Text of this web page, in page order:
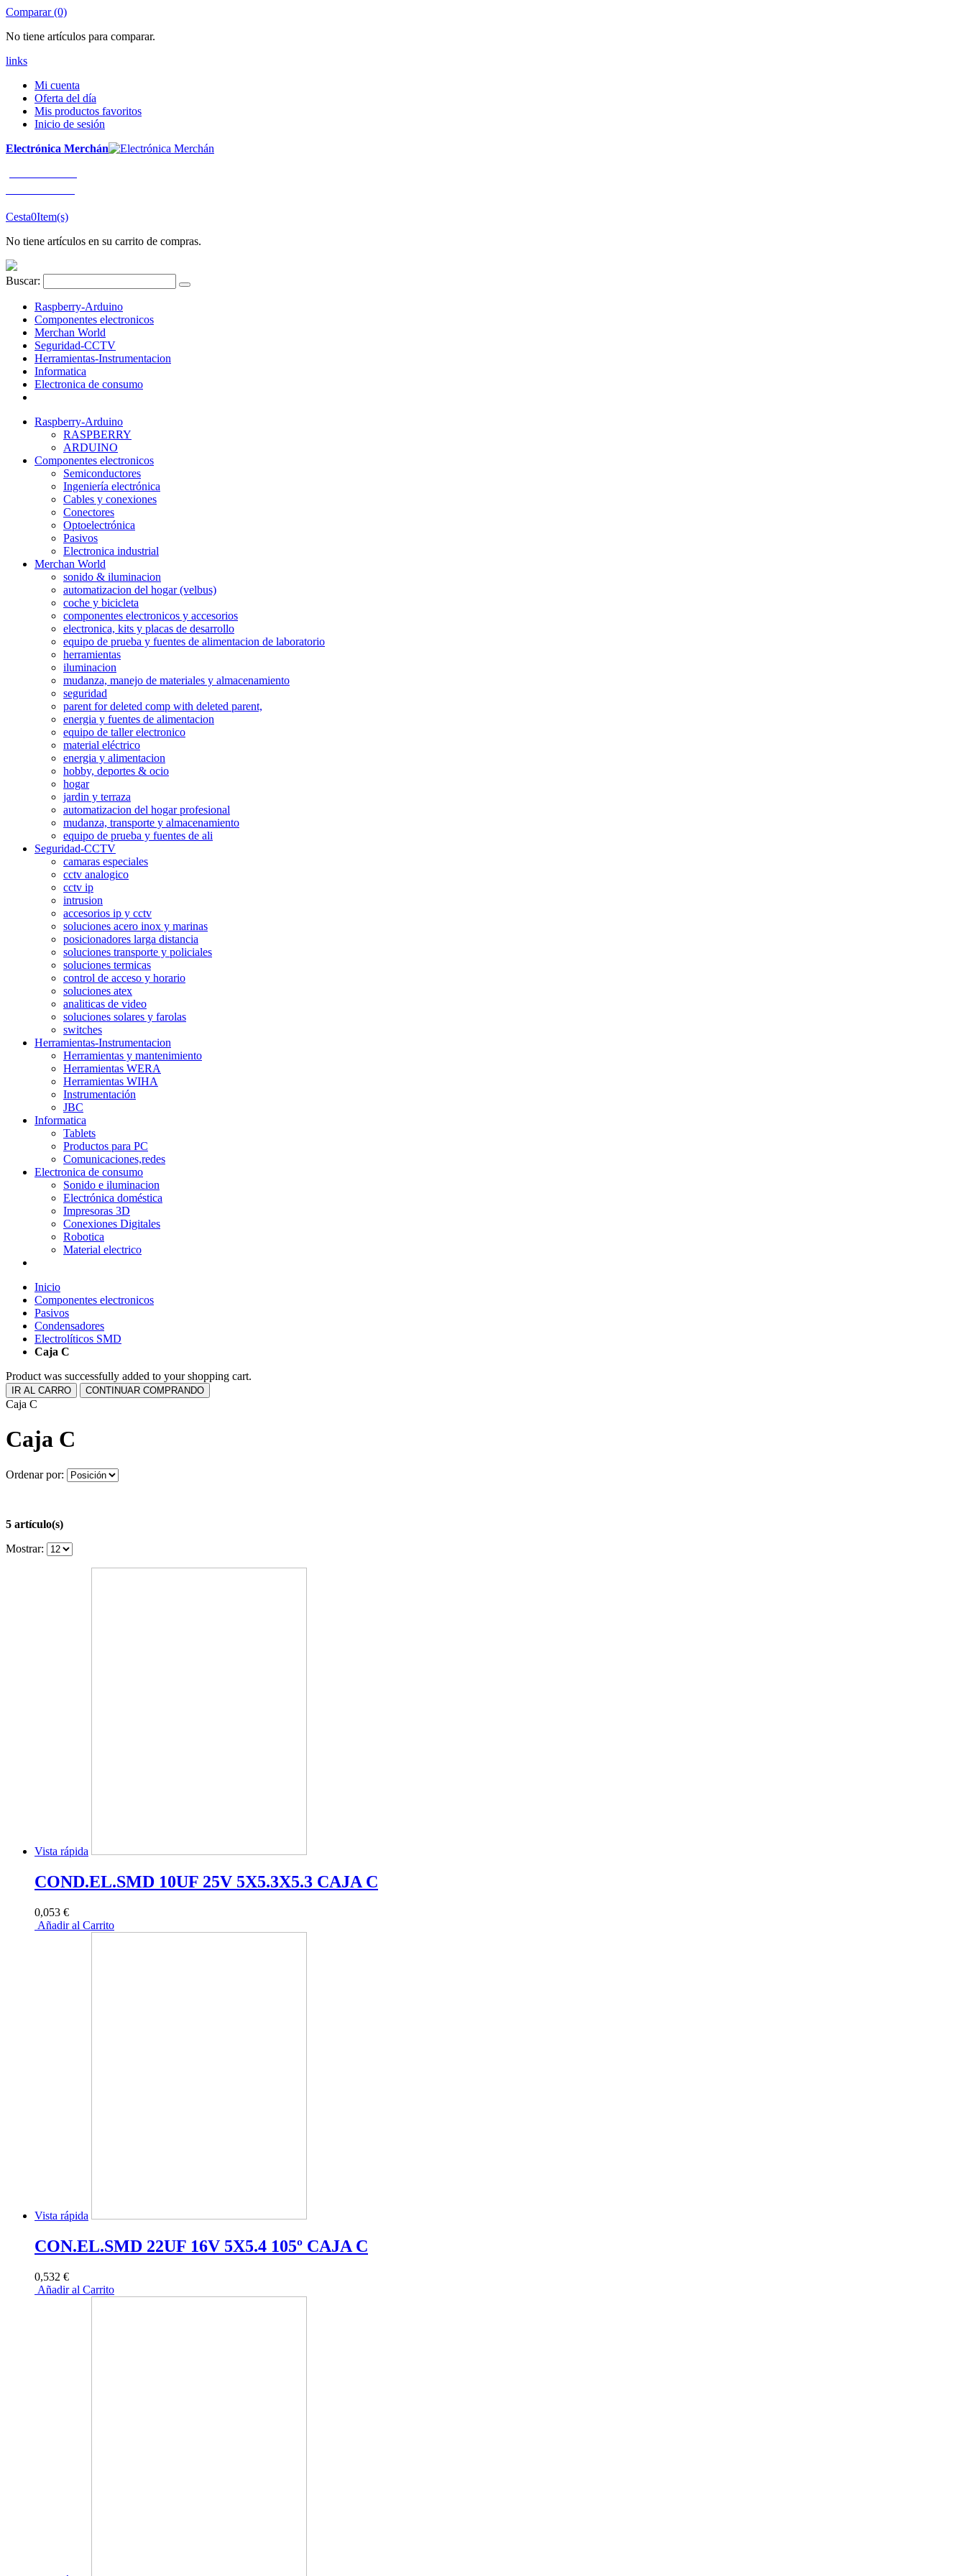
Comparar (0)
No tiene artículos para comparar.
links
Mi cuenta
Oferta del día
Mis productos favoritos
Inicio de sesión
Electrónica Merchán
Cesta0Item(s)
No tiene artículos en su carrito de compras.
Buscar:
Raspberry-Arduino
Componentes electronicos
Merchan World
Seguridad-CCTV
Herramientas-Instrumentacion
Informatica
Electronica de consumo
Raspberry-Arduino
RASPBERRY
ARDUINO
Componentes electronicos
Semiconductores
Ingeniería electrónica
Cables y conexiones
Conectores
Optoelectrónica
Pasivos
Electronica industrial
Merchan World
sonido & iluminacion
automatizacion del hogar (velbus)
coche y bicicleta
componentes electronicos y accesorios
electronica, kits y placas de desarrollo
equipo de prueba y fuentes de alimentacion de laboratorio
herramientas
iluminacion
mudanza, manejo de materiales y almacenamiento
seguridad
parent for deleted comp with deleted parent,
energia y fuentes de alimentacion
equipo de taller electronico
material eléctrico
energia y alimentacion
hobby, deportes & ocio
hogar
jardin y terraza
automatizacion del hogar profesional
mudanza, transporte y almacenamiento
equipo de prueba y fuentes de ali
Seguridad-CCTV
camaras especiales
cctv analogico
cctv ip
intrusion
accesorios ip y cctv
soluciones acero inox y marinas
posicionadores larga distancia
soluciones transporte y policiales
soluciones termicas
control de acceso y horario
soluciones atex
analiticas de video
soluciones solares y farolas
switches
Herramientas-Instrumentacion
Herramientas y mantenimiento
Herramientas WERA
Herramientas WIHA
Instrumentación
JBC
Informatica
Tablets
Productos para PC
Comunicaciones,redes
Electronica de consumo
Sonido e iluminacion
Electrónica doméstica
Impresoras 3D
Conexiones Digitales
Robotica
Material electrico
Inicio
Componentes electronicos
Pasivos
Condensadores
Electrolíticos SMD
Caja C
Product was successfully added to your shopping cart.
IR AL CARRO CONTINUAR COMPRANDO
Caja C
Caja C
Ordenar por:
5 artículo(s)
Mostrar:
Vista rápida
COND.EL.SMD 10UF 25V 5X5.3X5.3 CAJA C
0,053 €
Añadir al Carrito
Vista rápida
CON.EL.SMD 22UF 16V 5X5.4 105º CAJA C
0,532 €
Añadir al Carrito